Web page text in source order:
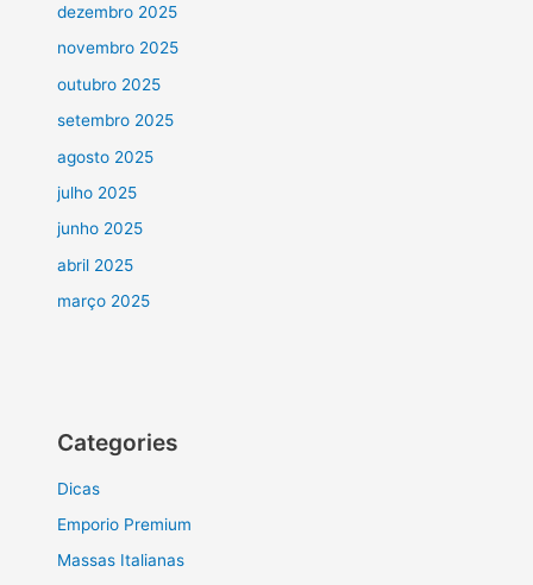
dezembro 2025
novembro 2025
outubro 2025
setembro 2025
agosto 2025
julho 2025
junho 2025
abril 2025
março 2025
Categories
Dicas
Emporio Premium
Massas Italianas